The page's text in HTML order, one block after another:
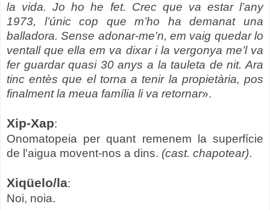
la vida. Jo ho he fet. Crec que va estar l’any
1973, l’únic cop que m’ho ha demanat una
balladora. Sense adonar-me'n, em vaig quedar lo
ventall que ella em va dixar i la vergonya me’l va
fer guardar quasi 30 anys a la tauleta de nit. Ara
tinc entès que el torna a tenir la propietària, pos
finalment la meua família li va retornar».
Xip-Xap:
Onomatopeia per quant remenem la superfície
de l'aigua movent-nos a dins. (cast. chapotear).
Xiqüelo/la:
Noi, noia.